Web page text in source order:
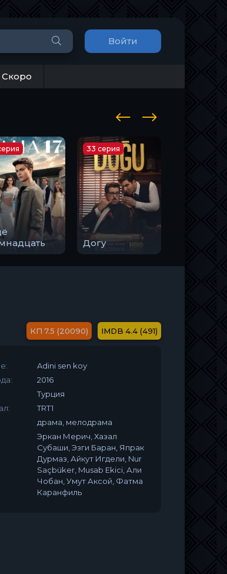
Войти
Скоро
Догу
33 серия
7.5 (20090) 4.4 (491)
Adini sen koy
2016
Турция
TRT1
драма, мелодрама
Эркан Мерич, Хазал
Субаши, Эзги Баран, Япрак
Дурмаз, Айкут Игдели, Nur
Saçbüker, Musab Ekici, Али
Чобан, Умут Аксой, Фатма
Каранфиль